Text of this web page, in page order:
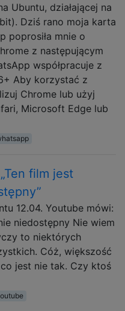
Ubuntu, działającej na
Dziś rano moja karta
poprosiła mnie o
z następującym
współpracuje z
Aby korzystać z
Chrome lub użyj
Microsoft Edge lub
film jest
12.04. Youtube mówi:
niedostępny Nie wiem
to niektórych
Cóż, większość
jest nie tak. Czy ktoś